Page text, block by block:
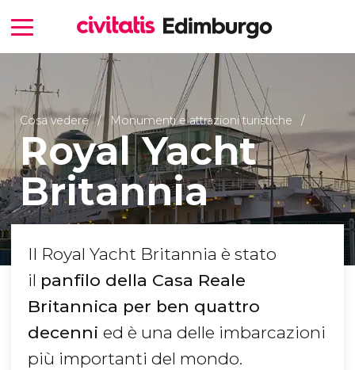
Cosa vedere Monumenti e attrazioni turistiche
Royal Yacht
Britannia
Il Royal Yacht Britannia è stato
il panfilo della Casa Reale
Britannica per ben quattro
decenni ed è una delle imbarcazioni
più importanti del mondo.